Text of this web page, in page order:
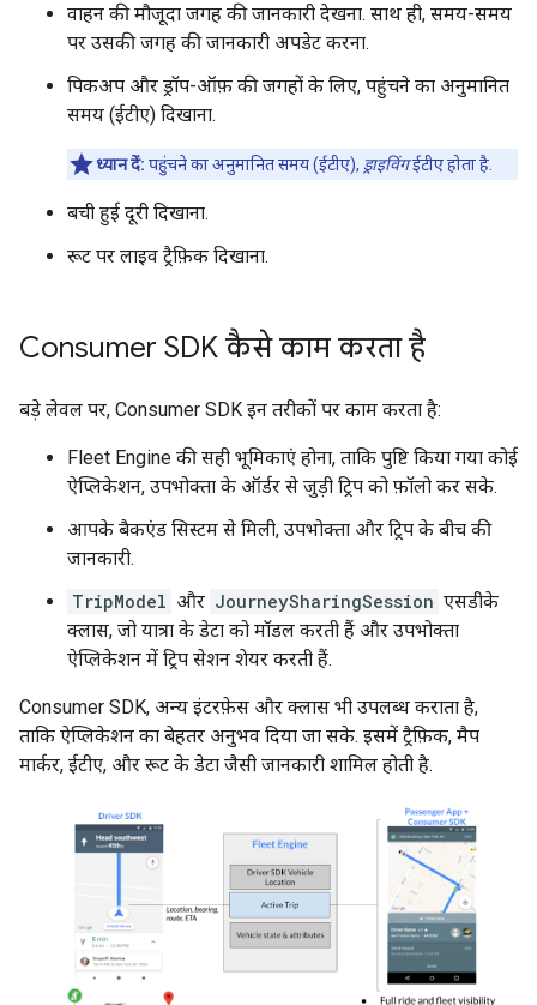
वाहन की मौजूदा जगह की जानकारी देखना. साथ ही, समय-समय
पर उसकी जगह की जानकारी अपडेट करना.
पिकअप और ड्रॉप-ऑफ़ की जगहों के लिए, पहुंचने का अनुमानित
समय (ईटीए) दिखाना.
ध्यान दें: पहुंचने का अनुमानित समय (ईटीए), ड्राइविंगईटीए होता है.
बची हुई दूरी दिखाना.
रूट पर लाइव ट्रैफ़िक दिखाना.
Consumer SDK कैसे काम करता है
बड़े लेवल पर, Consumer SDK इन तरीकों पर काम करता है:
Fleet Engine की सही भूमिकाएं होना, ताकि पुष्टि किया गया कोई
ऐप्लिकेशन, उपभोक्ता के ऑर्डर से जुड़ी ट्रिप को फ़ॉलो कर सके.
आपके बैकएंड सिस्टम से मिली, उपभोक्ता और ट्रिप के बीच की
जानकारी.
TripModel और JourneySharingSession एसडीके
क्लास, जो यात्रा के डेटा को मॉडल करती हैं और उपभोक्ता
ऐप्लिकेशन में ट्रिप सेशन शेयर करती हैं.
Consumer SDK, अन्य इंटरफ़ेस और क्लास भी उपलब्ध कराता है,
ताकि ऐप्लिकेशन का बेहतर अनुभव दिया जा सके. इसमें ट्रैफ़िक, मैप
मार्कर, ईटीए, और रूट के डेटा जैसी जानकारी शामिल होती है.